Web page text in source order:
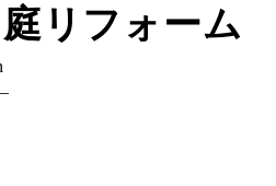
庭リフォーム